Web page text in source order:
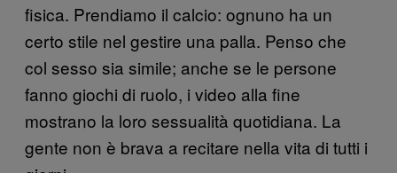
fisica. Prendiamo il calcio: ognuno ha un
certo stile nel gestire una palla. Penso che
col sesso sia simile; anche se le persone
fanno giochi di ruolo, i video alla fine
mostrano la loro sessualità quotidiana. La
gente non è brava a recitare nella vita di tutti i